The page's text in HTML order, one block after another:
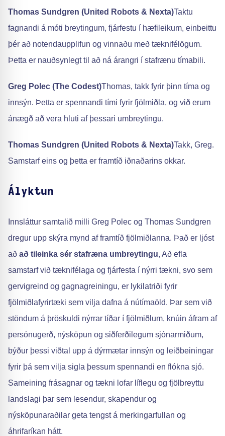
Thomas Sundgren (United Robots & Nexta)Taktu
fagnandi á móti breytingum, fjárfestu í hæfileikum, einbeittu
þér að notendaupplifun og vinnaðu með tæknifélögum.
Þetta er nauðsynlegt til að ná árangri í stafrænu tímabili.
Greg Polec (The Codest)Thomas, takk fyrir þinn tíma og
innsýn. Þetta er spennandi tími fyrir fjölmiðla, og við erum
ánægð að vera hluti af þessari umbreytingu.
Thomas Sundgren (United Robots & Nexta)Takk, Greg.
Samstarf eins og þetta er framtíð iðnaðarins okkar.
Ályktun
Innsláttur samtalið milli Greg Polec og Thomas Sundgren
dregur upp skýra mynd af framtíð fjölmiðlanna. Það er ljóst
að að tileinka sér stafræna umbreytingu, Að efla
samstarf við tæknifélaga og fjárfesta í nýrri tækni, svo sem
gervigreind og gagnagreiningu, er lykilatriði fyrir
fjölmiðlafyrirtæki sem vilja dafna á nútímaöld. Þar sem við
stöndum á þröskuldi nýrrar tíðar í fjölmiðlum, knúin áfram af
persónugerð, nýsköpun og siðferðilegum sjónarmiðum,
býður þessi viðtal upp á dýrmætar innsýn og leiðbeiningar
fyrir þá sem vilja sigla þessum spennandi en flókna sjó.
Sameining frásagnar og tækni lofar líflegu og fjölbreyttu
landslagi þar sem lesendur, skapendur og
nýsköpunaraðilar geta tengst á merkingarfullan og
áhrifaríkan hátt.